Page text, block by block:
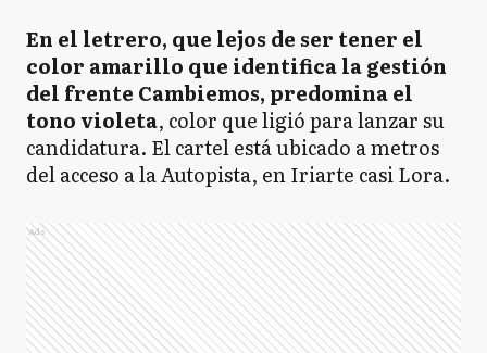
En el letrero, que lejos de ser tener el
color amarillo que identifica la gestión
del frente Cambiemos, predomina el
tono violeta, color que ligió para lanzar su
candidatura. El cartel está ubicado a metros
del acceso a la Autopista, en Iriarte casi Lora.
Ads